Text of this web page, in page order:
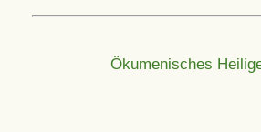
Ökumenisches